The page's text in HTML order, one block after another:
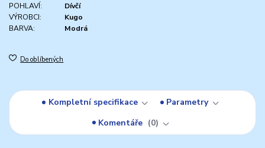
POHLAVÍ:
Dívčí
VÝROBCI:
Kugo
BARVA:
Modrá
Do oblíbených
Kompletní specifikace
Parametry
Komentáře
0